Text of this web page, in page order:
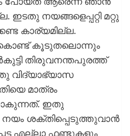
ഇടതു നയങ്ങളെപ്പറ്റി മറ്റു
കാര്യമില്ല.
കൂടുതലൊന്നും
തിരുവനന്തപുരത്ത്
വിദ്യാഭ്യാസ
മാത്രം
ഇതു
ശക്തിപ്പെടുത്തുവാന്‍
എല്ലാ ഫണ്ടുകളും